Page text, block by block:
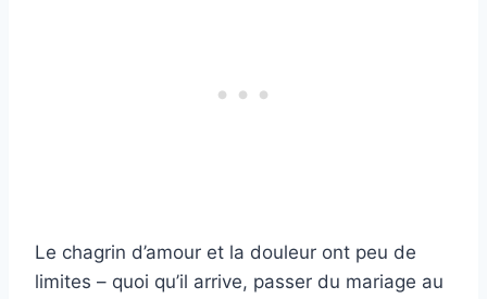
Le chagrin d’amour et la douleur ont peu de
limites – quoi qu’il arrive, passer du mariage au